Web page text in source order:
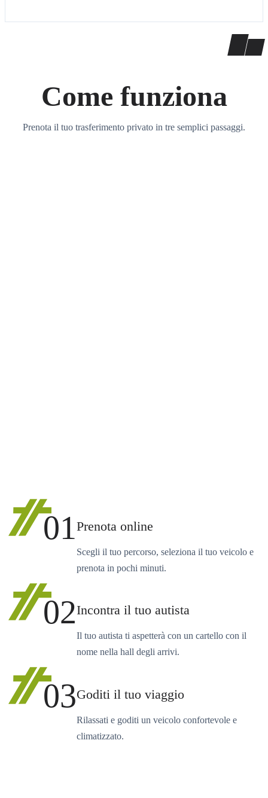
Come funziona
Prenota il tuo trasferimento privato in tre semplici passaggi.
01Prenota online
Scegli il tuo percorso, seleziona il tuo veicolo e
prenota in pochi minuti.
02Incontra il tuo autista
Il tuo autista ti aspetterà con un cartello con il
nome nella hall degli arrivi.
03Goditi il tuo viaggio
Rilassati e goditi un veicolo confortevole e
climatizzato.